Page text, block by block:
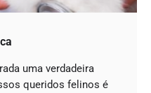
uma verdadeira
queridos felinos é